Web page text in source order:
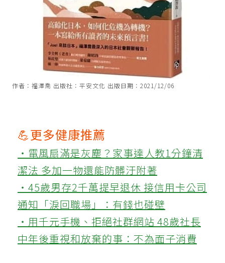
作者：福澤喬 出版社：平安文化 出版日期：2021/12/06
💪更多健康推薦
‧電風扇滿是灰塵？家事達人教1分鐘清
潔法 多加一物還能防髒汙附著
‧45歲男存2千萬提早退休 接信用卡公司
通知「淚回職場」：有錢也碰壁
‧用千元手機、拒絕社群網站 48歲社長
中年後重視和放棄的事：不為面子消費